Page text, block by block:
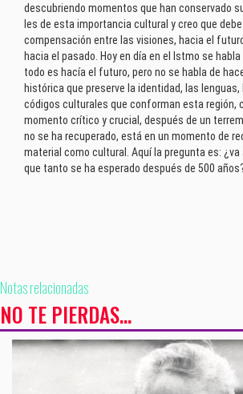
descubriendo momentos que han conservado
les de esta importancia cultural y creo que
compensación entre las visiones, hacia el
hacia el pasado. Hoy en día en el Istmo se
todo es hacía el futuro, pero no se habla de
histórica que preserve la identidad, las
códigos culturales que conforman esta región,
momento crítico y crucial, después de un
no se ha recuperado, está en un momento de
material como cultural. Aquí la pregunta es:
que tanto se ha esperado después de 500
Notas relacionadas
NO TE PIERDAS...